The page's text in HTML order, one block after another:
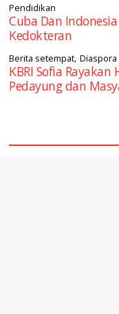
Pendidikan
Cuba Dan
Kedokteran
Berita setempat,
KBRI Sofia
Pedayung dan